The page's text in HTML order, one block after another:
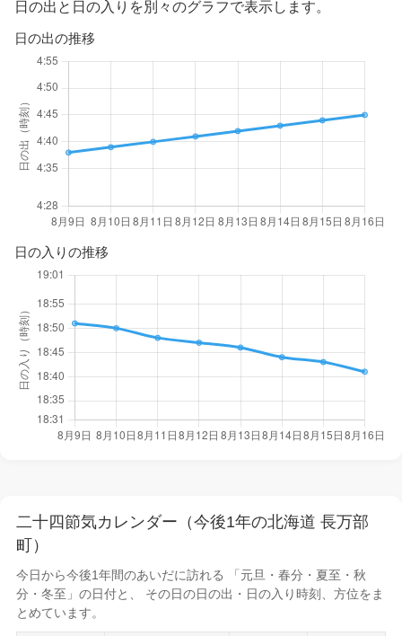
日の出と日の入りを別々のグラフで表示します。
日の出の推移
日の入りの推移
二十四節気カレンダー（今後1年の北海道 長万部
町）
今日から今後1年間のあいだに訪れる 「元旦・春分・夏至・秋
分・冬至」の日付と、 その日の日の出・日の入り時刻
、方位をま
とめています。